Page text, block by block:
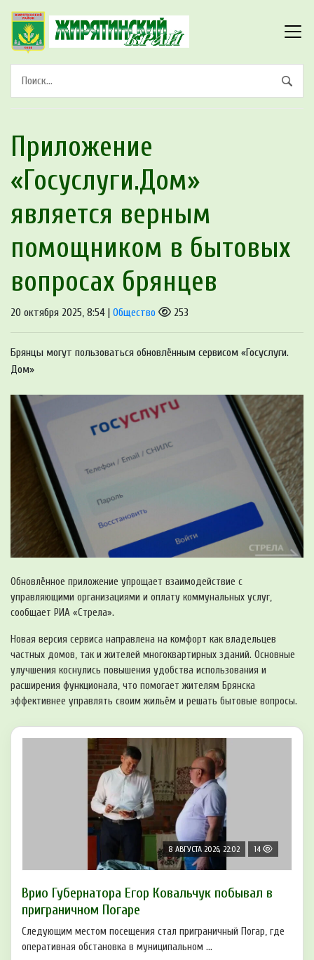
Приложение
«Госуслуги.Дом»
является верным
помощником в бытовых
вопросах брянцев
20 октября 2025, 8:54 | Общество 253
Брянцы могут пользоваться обновлённым сервисом «Госуслуги.
Дом»
Обновлённое приложение упрощает взаимодействие с
управляющими организациями и оплату коммунальных услуг,
сообщает РИА «Стрела».
Новая версия сервиса направлена на комфорт как владельцев
частных домов, так и жителей многоквартирных зданий. Основные
улучшения коснулись повышения удобства использования и
расширения функционала, что помогает жителям Брянска
эффективнее управлять своим жильём и решать бытовые вопросы.
8 АВГУСТА 2026, 22:02 14
Врио Губернатора Егор Ковальчук побывал в
приграничном Погаре
Следующим местом посещения стал приграничный Погар, где
оперативная обстановка в муниципальном ...